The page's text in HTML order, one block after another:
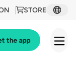
STORE
the app